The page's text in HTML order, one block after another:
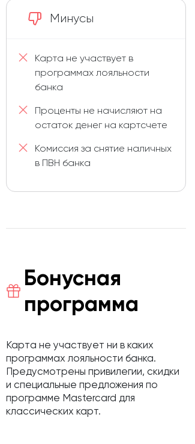
Минусы
Карта не участвует в
программах лояльности
банка
Проценты не начисляют на
остаток денег на картсчете
Комиссия за снятие наличных
в ПВН банка
Бонусная
программа
Карта не участвует ни в каких
программах лояльности банка.
Предусмотрены привилегии, скидки
и специальные предложения по
программе Mastercard для
классических карт.